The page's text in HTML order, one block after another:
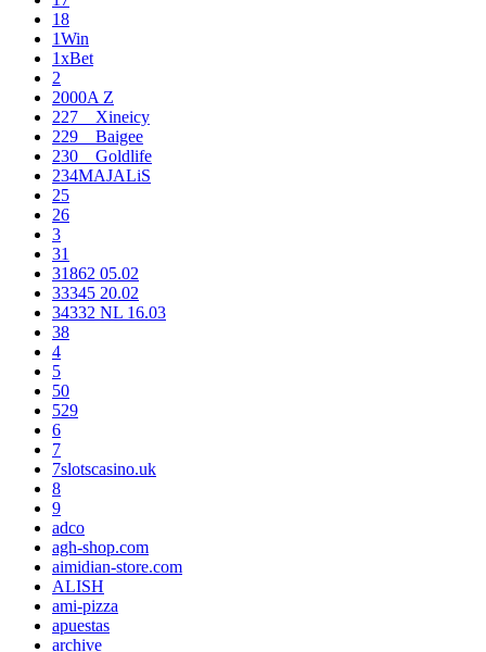
18
1Win
1xBet
2
2000A Z
227__Xineicy
229__Baigee
230__Goldlife
234MAJALiS
25
26
3
31
31862 05.02
33345 20.02
34332 NL 16.03
38
4
5
50
529
6
7
7slotscasino.uk
8
9
adco
agh-shop.com
aimidian-store.com
ALISH
ami-pizza
apuestas
archive